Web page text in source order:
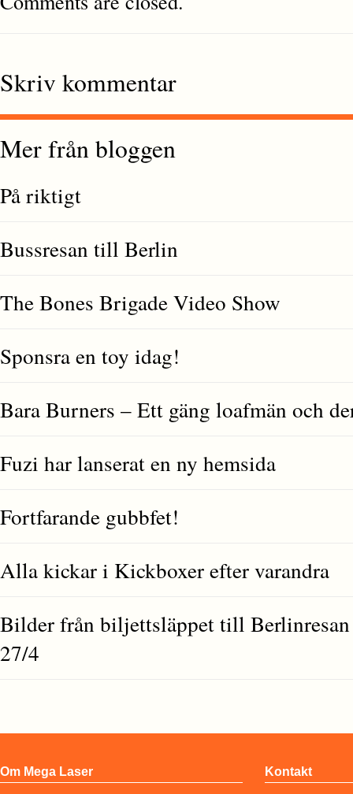
Skriv kommentar
Mer från bloggen
På riktigt
Bussresan till Berlin
The Bones Brigade Video Show
Sponsra en toy idag!
Bara Burners – Ett gäng loafmän och
Fuzi har lanserat en ny hemsida
Fortfarande gubbfet!
Alla kickar i Kickboxer efter varandra
Bilder från biljettsläppet till
27/4
Om Mega Laser Kontakt